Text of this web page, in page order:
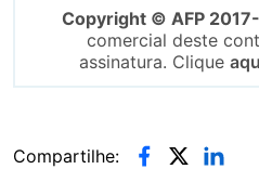
Copyright © AFP
comercial deste
assinatura. Clique
Compartilhe: